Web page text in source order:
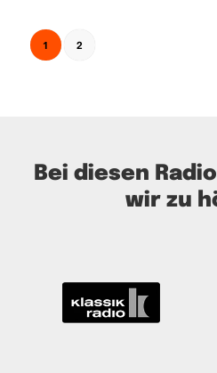
1 2
Bei diesen
wir zu